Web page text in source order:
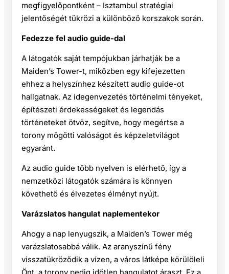
megfigyelőpontként – Isztambul stratégiai
jelentőségét tükrözi a különböző korszakok során.
Fedezze fel audio guide-dal
A látogatók saját tempójukban járhatják be a
Maiden’s Tower-t, miközben egy kifejezetten
ehhez a helyszínhez készített audio guide-ot
hallgatnak. Az idegenvezetés történelmi tényeket,
építészeti érdekességeket és legendás
történeteket ötvöz, segítve, hogy megértse a
torony mögötti valóságot és képzeletvilágot
egyaránt.
Az audio guide több nyelven is elérhető, így a
nemzetközi látogatók számára is könnyen
követhető és élvezetes élményt nyújt.
Varázslatos hangulat naplementekor
Ahogy a nap lenyugszik, a Maiden’s Tower még
varázslatosabbá válik. Az aranyszínű fény
visszatükröződik a vízen, a város látképe körülöleli